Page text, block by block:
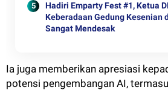
Hadiri Emparty Fest #1, Ketua
Keberadaan Gedung Kesenian
Sangat Mendesak
Ia juga memberikan apresiasi
potensi pengembangan AI,